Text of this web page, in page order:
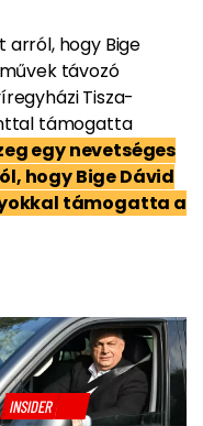
arról, hogy Bige
távozó
Tisza-
támogatta
egy nevetséges
hogy Bige Dávid
támogatta a
INSIDER